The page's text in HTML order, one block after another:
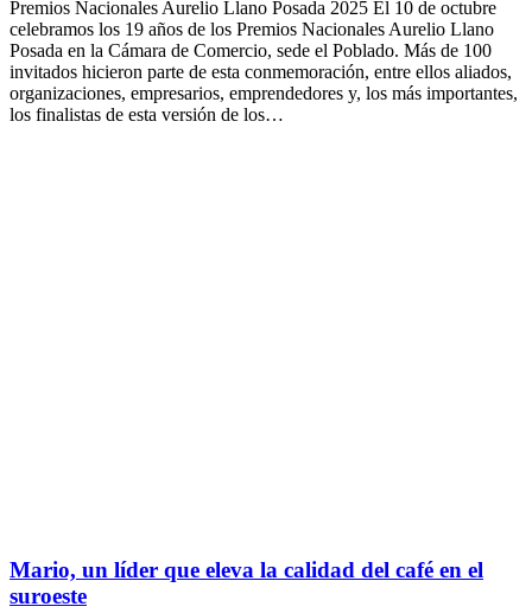
Premios Nacionales Aurelio Llano Posada 2025 El 10 de octubre
celebramos los 19 años de los Premios Nacionales Aurelio Llano
Posada en la Cámara de Comercio, sede el Poblado. Más de 100
invitados hicieron parte de esta conmemoración, entre ellos aliados,
organizaciones, empresarios, emprendedores y, los más importantes,
los finalistas de esta versión de los…
Mario, un líder que eleva la calidad del café en el
suroeste